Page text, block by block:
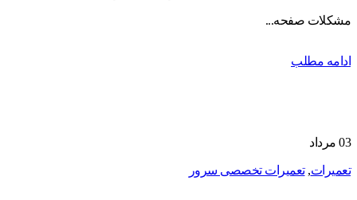
مشکلات صفحه...
ادامه مطلب
03 مرداد
تعمیرات,تعمیرات تخصصی سرور